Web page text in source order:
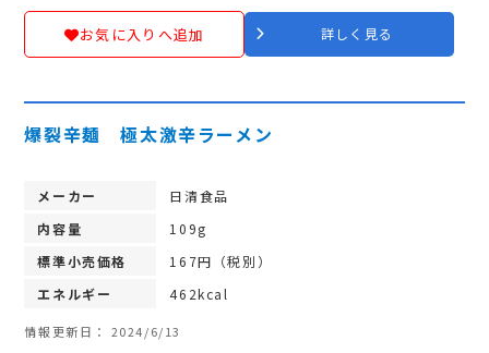
お気に入りへ追加 詳しく見る
爆裂辛麺 極太激辛ラーメン
メーカー
日清食品
内容量
109g
標準小売価格
167円（税別）
エネルギー
462kcal
情報更新日： 2024/6/13